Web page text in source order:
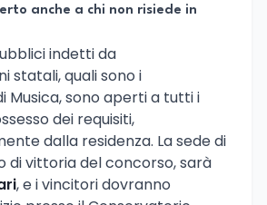
anche a chi non risiede in
indetti da
statali, quali sono i
Musica, sono aperti a tutti i
dei requisiti,
dalla residenza. La sede di
di vittoria del concorso, sarà
, e i vincitori dovranno